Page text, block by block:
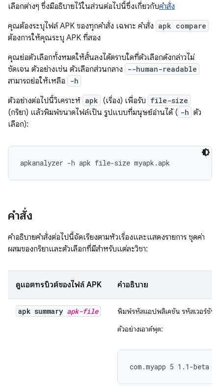
เลือกต่างๆ ซึ่งมีอธิบายไว้ในส่วนต่อไปนี้ซึ่งเกี่ยวกับคำสั่ง
คุณต้องระบุไฟล์ APK ของทุกคำสั่ง เฉพาะ คำสั่ง apk compare
ต้องการให้คุณระบุ APK ที่สอง
คุณย่อตัวเลือกทั้งหมดให้สั้นลงได้ตราบใดที่ตัวเลือกดังกล่าวไม่
ชัดเจน ตัวอย่างเช่น ตัวเลือกส่วนกลาง
--human-readable
สามารถย่อให้เหลือ -h
ตัวอย่างต่อไปนี้วิเคราะห์ apk (เรื่อง) เพื่อรับ file-size
(กริยา) แล้วพิมพ์ขนาดไฟล์เป็น รูปแบบที่มนุษย์อ่านได้ ( -h ตัว
เลือก):
apkanalyzer -h apk file-size myapk.apk
คำสั่ง
คำอธิบายคำสั่งต่อไปนี้จัดเรียงตามหัวเรื่องและแสดงรายการ ชุดค่า
ผสมของกริยาและตัวเลือกที่มีสำหรับแต่ละวิชา:
ดูแอตทริบิวต์ของไฟล์ APK คำอธิบาย
apk summary apk-file
พิมพ์รหัสแอปพลิเคชัน รหัสเวอร์ชัน
ตัวอย่างเอาต์พุต:
com.myapp 5 1.1-beta